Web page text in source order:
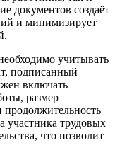
документов создаёт
и минимизирует
учитывать
подписанный
включать
размер
продолжительность
участника трудовых
что позволит